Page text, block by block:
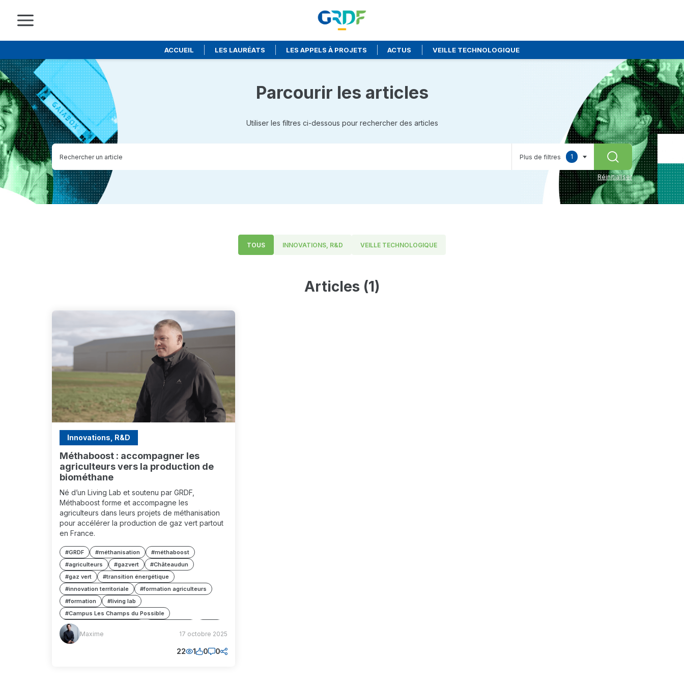
Skip
to
main
content
ACCUEIL LES LAURÉATS LES APPELS À PROJETS ACTUS VEILLE TECHNOLOGIQUE
Parcourir les articles
Utiliser les filtres ci-dessous pour rechercher des articles
Plus de filtres
1
RECHERCHER
Réinitialiser
TOUS INNOVATIONS, R&D VEILLE TECHNOLOGIQUE
Articles (1)
Innovations, R&D
Méthaboost : accompagner les
agriculteurs vers la production de
biométhane
Né d’un Living Lab et soutenu par GRDF,
Méthaboost forme et accompagne les
agriculteurs dans leurs projets de méthanisation
pour accélérer la production de gaz vert partout
en France.
#GRDF #méthanisation
#méthaboost
#agriculteurs
#gazvert
#Châteaudun
#gaz vert
#transition énergétique
#innovation territoriale
#formation agriculteurs
#formation
#living lab
#Campus Les Champs du Possible
#Les Champs du Possible
#Green gas
#energy
#support
Maxime
(MM) Maxime 17 octobre 2025
22 1 0 0